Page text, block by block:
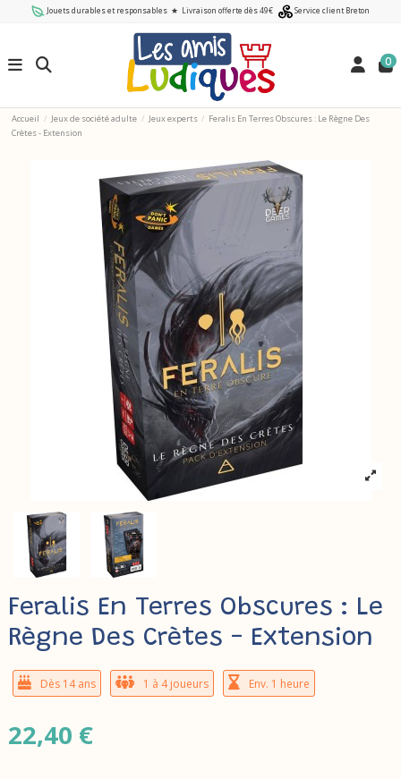
Jouets durables et responsables ★ Livraison offerte dès 49€ Service client Breton
0
Accueil Jeux de société adulte Jeux experts
Feralis En Terres Obscures : Le Règne Des
Crètes - Extension
Feralis En Terres Obscures : Le
Règne Des Crètes - Extension
Dès 14 ans 1 à 4 joueurs Env. 1 heure
22,40 €